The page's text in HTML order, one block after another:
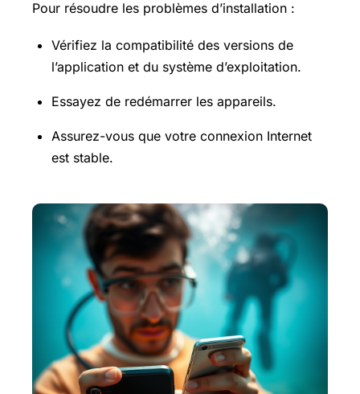
Pour résoudre les problèmes d’installation :
Vérifiez la compatibilité des versions de
l’application et du système d’exploitation.
Essayez de redémarrer les appareils.
Assurez-vous que votre connexion Internet
est stable.